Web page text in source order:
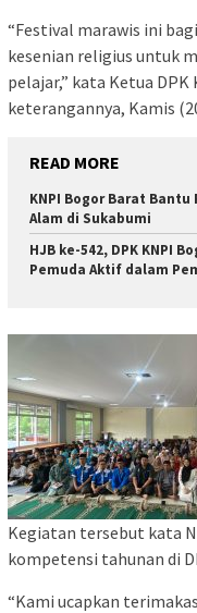
“Festival marawis ini
kesenian religius untuk
pelajar,” kata Ketua
keterangannya, Kamis
READ MORE
KNPI Bogor Barat
Alam di Sukabumi
HJB ke-542, DPK KNPI
Pemuda Aktif dalam
Kegiatan tersebut kata
kompetensi tahunan di
“Kami ucapkan